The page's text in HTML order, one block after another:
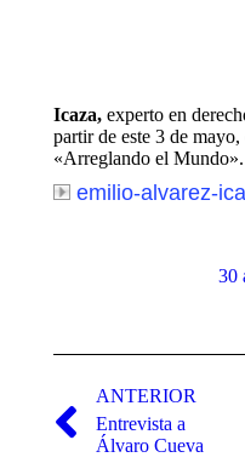
Icaza, experto en
partir de este 3 de
«Arreglando el Mundo».
emilio-alvarez-
30
entre
publicaciones
ANTERIOR
Publicación
anterior:
Entrevista a
Álvaro Cueva